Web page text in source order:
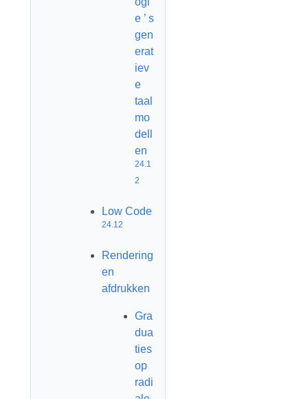
e ’ s
gen
erat
iev
e
taal
mo
dell
en
24.1
2
Low Code
24.12
Rendering
en
afdrukken
Gra
dua
ties
op
radi